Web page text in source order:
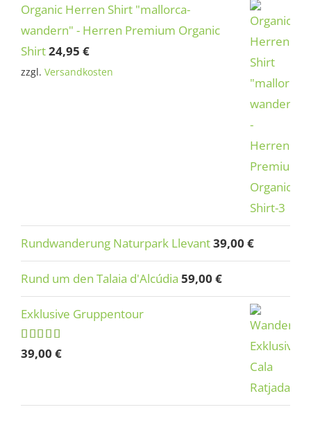
Organic Herren Shirt "mallorca-
wandern" - Herren Premium Organic
Shirt24,95 €
zzgl. Versandkosten
Rundwanderung Naturpark Llevant39,00 €
Rund um den Talaia d'Alcúdia 59,00 €
Exklusive Gruppentour
Rated 5.00
out of 5
39,00 €